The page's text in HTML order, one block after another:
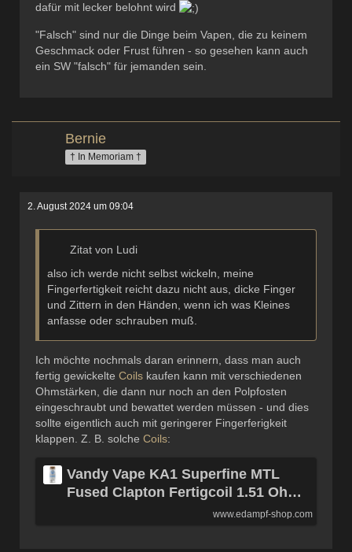
dafür mit lecker belohnt wird
"Falsch" sind nur die Dinge beim Vapen, die zu keinem
Geschmack oder Frust führen - so gesehen kann auch
ein SW "falsch" für jemanden sein.
Bernie
† In Memoriam †
2. August 2024 um 09:04
Zitat von Ludi
also ich werde nicht selbst wickeln, meine
Fingerfertigkeit reicht dazu nicht aus, dicke Finger
und Zittern in den Händen, wenn ich was Kleines
anfasse oder schrauben muß.
Ich möchte nochmals daran erinnern, dass man auch
fertig gewickelte Coils kaufen kann mit verschiedenen
Ohmstärken, die dann nur noch an den Polpfosten
eingeschraubt und bewattet werden müssen - und dies
sollte eigentlich auch mit geringerer Fingerferigkeit
klappen. Z. B. solche Coils:
Vandy Vape KA1 Superfine MTL
Fused Clapton Fertigcoil 1.51 Ohm
www.edampf-shop.com